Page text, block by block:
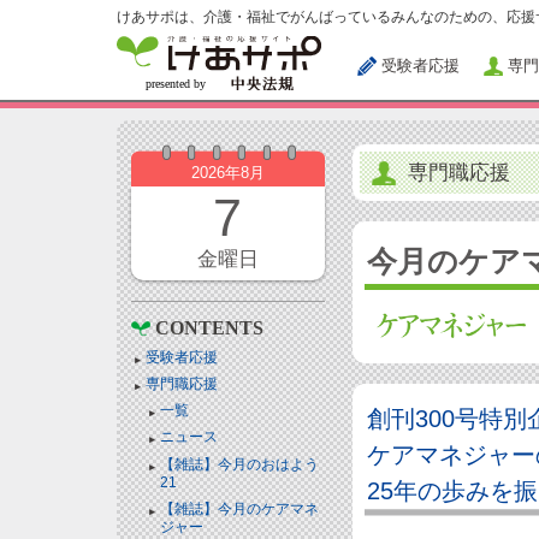
けあサポは、介護・福祉でがんばっているみんなのための、応
受験者応援 専
2026年8月
7
金曜日
CONTENTS
受験者応援
専門職応援
一覧
ニュース
【雑誌】今月のおはよう
21
【雑誌】今月のケアマネ
ジャー
専門職応援
今月のケア
創刊300号特別
ケアマネジャ
25年の歩みを